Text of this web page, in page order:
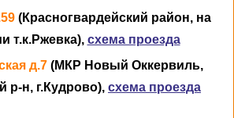
(Красногвардейский район, на
т.к.Ржевка), схема проезда
д.7 (МКР Новый Оккервиль,
р-н, г.Кудрово), схема проезда